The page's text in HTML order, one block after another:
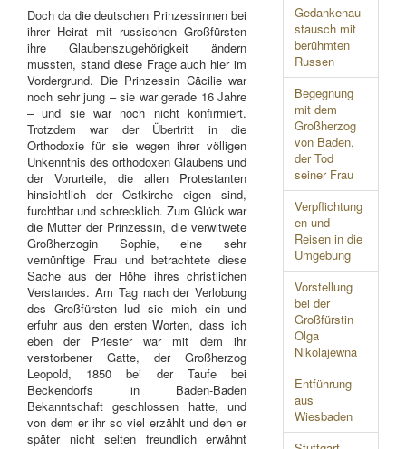
Gedankenau
stausch mit
berühmten
Russen
Begegnung
mit dem
Großherzog
von Baden,
der Tod
seiner Frau
Verpflichtung
en und
Reisen in die
Umgebung
Vorstellung
bei der
Großfürstin
Olga
Nikolajewna
Entführung
aus
Wiesbaden
Doch da die deutschen Prinzessinnen bei
ihrer Heirat mit russischen Großfürsten
ihre Glaubenszugehörigkeit ändern
mussten, stand diese Frage auch hier im
Vordergrund. Die Prinzessin Cäcilie war
noch sehr jung – sie war gerade 16 Jahre
– und sie war noch nicht konfirmiert.
Trotzdem war der Übertritt in die
Orthodoxie für sie wegen ihrer völligen
Unkenntnis des orthodoxen Glaubens und
der Vorurteile, die allen Protestanten
hinsichtlich der Ostkirche eigen sind,
furchtbar und schrecklich. Zum Glück war
die Mutter der Prinzessin, die verwitwete
Großherzogin Sophie, eine sehr
vernünftige Frau und betrachtete diese
Sache aus der Höhe ihres christlichen
Verstandes. Am Tag nach der Verlobung
des Großfürsten lud sie mich ein und
erfuhr aus den ersten Worten, dass ich
eben der Priester war mit dem ihr
verstorbener Gatte, der Großherzog
Leopold, 1850 bei der Taufe bei
Beckendorfs in Baden-Baden
Bekanntschaft geschlossen hatte, und
von dem er ihr so viel erzählt und den er
später nicht selten freundlich erwähnt